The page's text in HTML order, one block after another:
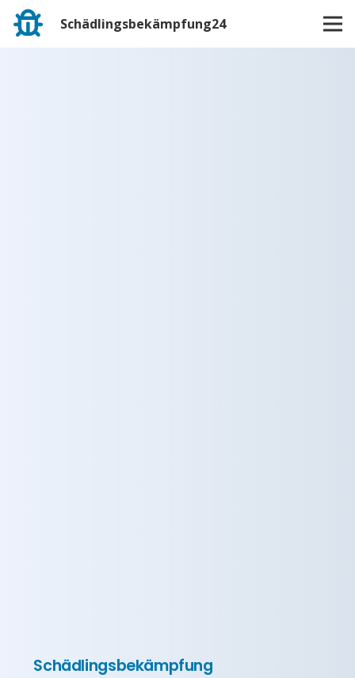
Schädlingsbekämpfung24
Schädlingsbekämpfung